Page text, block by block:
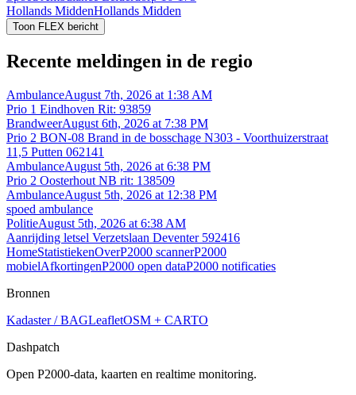
Hollands MiddenHollands Midden
Toon FLEX bericht
Recente meldingen in de regio
AmbulanceAugust 7th, 2026 at 1:38 AM
Prio 1 Eindhoven Rit: 93859
BrandweerAugust 6th, 2026 at 7:38 PM
Prio 2 BON-08 Brand in de bosschage N303 - Voorthuizerstraat
11,5 Putten 062141
AmbulanceAugust 5th, 2026 at 6:38 PM
Prio 2 Oosterhout NB rit: 138509
AmbulanceAugust 5th, 2026 at 12:38 PM
spoed ambulance
PolitieAugust 5th, 2026 at 6:38 AM
Aanrijding letsel Verzetslaan Deventer 592416
HomeStatistiekenOverP2000 scannerP2000
mobielAfkortingenP2000 open dataP2000 notificaties
Bronnen
Kadaster / BAGLeafletOSM + CARTO
Dashpatch
Open P2000-data, kaarten en realtime monitoring.